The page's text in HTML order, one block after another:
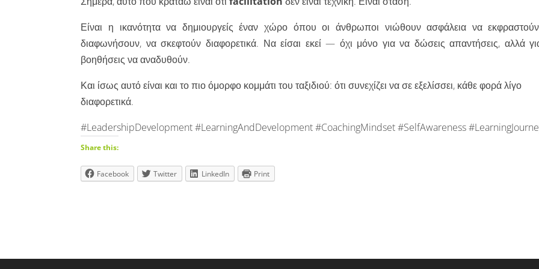
Είναι η ικανότητα να δημιουργείς έναν χώρο όπου οι άνθρωποι νιώθουν ασφάλεια να
διαφωνήσουν, να σκεφτούν διαφορετικά. Να είσαι εκεί — όχι μόνο για να δώσεις απαντήσεις, αλλά
βοηθήσεις να αναδυθούν.
Και ίσως αυτό είναι και το πιο όμορφο κομμάτι του ταξιδιού: ότι συνεχίζει να σε εξελίσσει, κάθε φορά λίγο
διαφορετικά.
#LeadershipDevelopment #LearningAndDevelopment #CoachingMindset #SelfAwareness
Share this:
Facebook Twitter LinkedIn Print